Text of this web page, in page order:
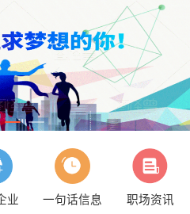
业 一句话信息 职场资讯
] 招聘信息